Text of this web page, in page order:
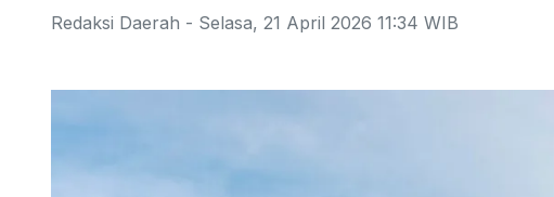
Redaksi Daerah - Selasa, 21 April 2026 11:34 WIB